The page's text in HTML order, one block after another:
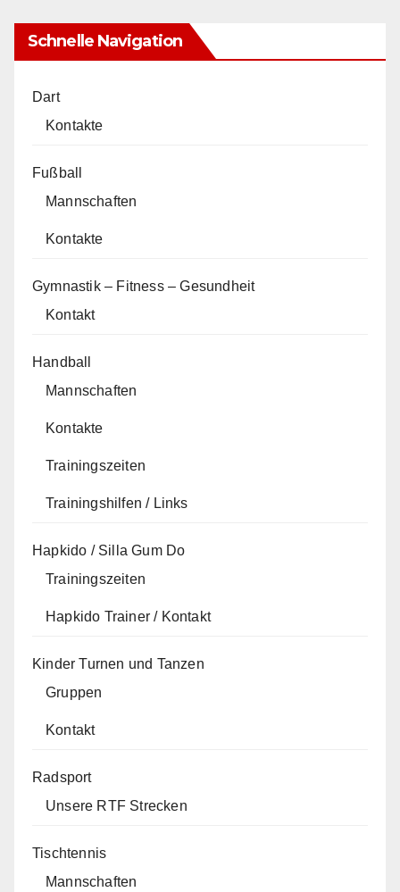
Schnelle Navigation
Dart
Kontakte
Fußball
Mannschaften
Kontakte
Gymnastik – Fitness – Gesundheit
Kontakt
Handball
Mannschaften
Kontakte
Trainingszeiten
Trainingshilfen / Links
Hapkido / Silla Gum Do
Trainingszeiten
Hapkido Trainer / Kontakt
Kinder Turnen und Tanzen
Gruppen
Kontakt
Radsport
Unsere RTF Strecken
Tischtennis
Mannschaften